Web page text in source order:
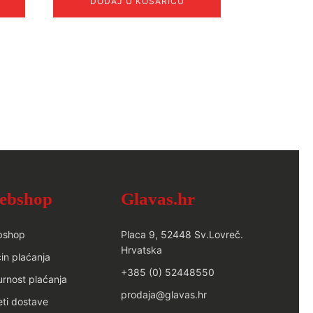
je:
je:
91.77€.
plaćanja
plaćanja
dostave
Glavas.hr
Placa 9, 52448 Sv.Lovreč.
Hrvatska
+385 (0) 52448550
prodaja@glavas.hr